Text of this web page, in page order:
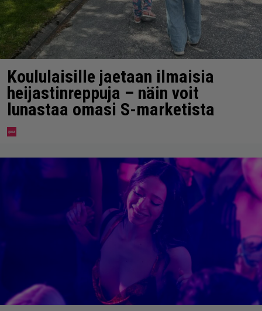
Koululaisille jaetaan ilmaisia
heijastinreppuja – näin voit
lunastaa omasi S-marketista